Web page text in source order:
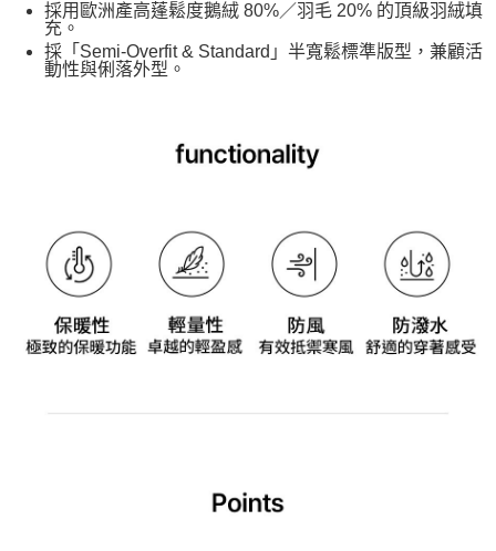
採用歐洲產高蓬鬆度鵝絨 80%／羽毛 20% 的頂級羽絨填
充。
採「Semi-Overfit & Standard」半寬鬆標準版型，兼顧活
動性與俐落外型。